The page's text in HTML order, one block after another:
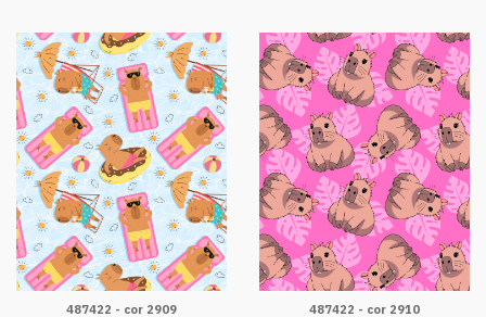
487422 - cor 2909 487422 - cor 2910